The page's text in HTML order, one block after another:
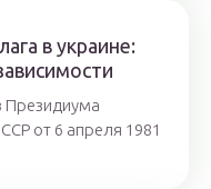
в украине:
Президиума
от 6 апреля 1981